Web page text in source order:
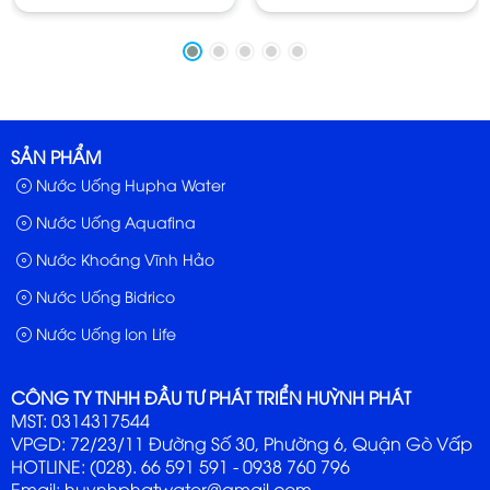
Bảo Quản: Để nơi khô mát, tránh ánh sáng trực tiếp của
CÔNG TY TNHH ĐẦU TƯ PHÁT TRIỂN HUỲNH PHÁT
MST: 0314317544
VPGD: 72/23/11 Đường Số 30, Phường 6, Quận Gò Vấp
HOTLINE: (028). 66 591 591 - 0938 760 796
SẢN PHẨM
Nước Uống Hupha Water
Nước Uống Aquafina
Nước Khoáng Vĩnh Hảo
Nước Uống Bidrico
Nước Uống Ion Life